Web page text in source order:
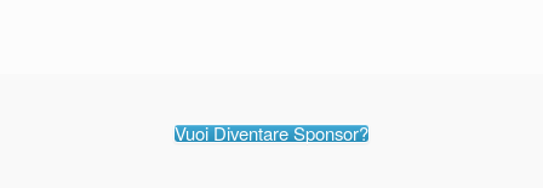
Vuoi Diventare Sponsor?